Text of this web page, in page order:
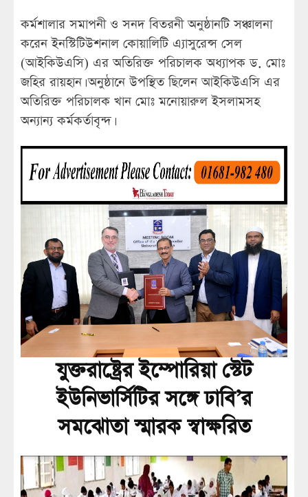
কর্মশালার সমাপনী ও সনদ বিতরনী অনুষ্ঠানটি সঞ্চালনা
করেন ইনস্টিটিউশনাল কোয়ালিটি এ্যাসুরেন্স সেল
(আইকিউএসি) এর অতিরিক্ত পরিচালক অধ্যাপক ড. মোঃ
জহির রায়হান। অনুষ্ঠানে উপস্থিত ছিলেন আইকিউএসি এর
অতিরিক্ত পরিচালক খান মোঃ মনোয়ারুল ইসলামসহ
অন্যান্য কর্মকর্তাবৃন্দ।
যুক্তরাষ্ট্রের ইম্পোরিয়া স্টেট
ইউনিভার্সিটির সঙ্গে ঢাবি’র
সমঝোতা স্মারক স্বাক্ষরিত